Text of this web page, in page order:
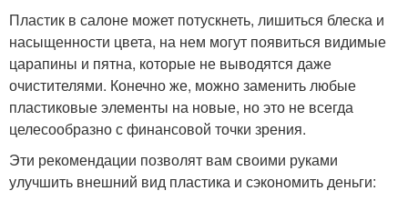
Пластик в салоне может потускнеть, лишиться блеска и
насыщенности цвета, на нем могут появиться видимые
царапины и пятна, которые не выводятся даже
очистителями. Конечно же, можно заменить любые
пластиковые элементы на новые, но это не всегда
целесообразно с финансовой точки зрения.
Эти рекомендации позволят вам своими руками
улучшить внешний вид пластика и сэкономить деньги: